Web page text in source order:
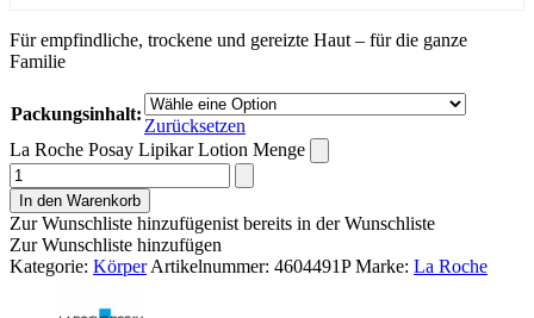
Für empfindliche, trockene und gereizte Haut – für die ganze
Familie
Packungsinhalt:
Zurücksetzen
La Roche Posay Lipikar Lotion Menge
In den Warenkorb
Zur Wunschliste hinzufügenist bereits in der Wunschliste
Zur Wunschliste hinzufügen
Kategorie: Körper Artikelnummer: 4604491P Marke: La Roche